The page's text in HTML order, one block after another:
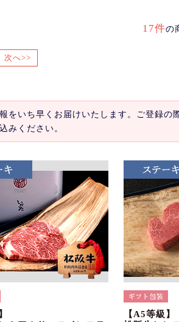
17件の
次へ>>
をいち早くお届けいたします。ご登録の
みください。
【A5等級】